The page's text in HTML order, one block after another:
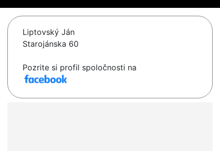
Liptovský Ján
Starojánska 60
Pozrite si profil spoločnosti na